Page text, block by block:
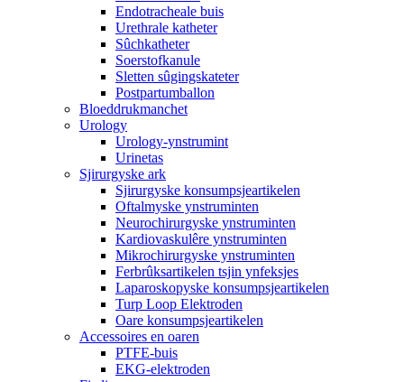
Endotracheale buis
Urethrale katheter
Sûchkatheter
Soerstofkanule
Sletten sûgingskateter
Postpartumballon
Bloeddrukmanchet
Urology
Urology-ynstrumint
Urinetas
Sjirurgyske ark
Sjirurgyske konsumpsjeartikelen
Oftalmyske ynstruminten
Neurochirurgyske ynstruminten
Kardiovaskulêre ynstruminten
Mikrochirurgyske ynstruminten
Ferbrûksartikelen tsjin ynfeksjes
Laparoskopyske konsumpsjeartikelen
Turp Loop Elektroden
Oare konsumpsjeartikelen
Accessoires en oaren
PTFE-buis
EKG-elektroden